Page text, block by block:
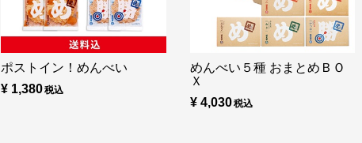
ポストイン！めんべい
¥ 1,380
めんべい５種 おまとめＢＯ
Ｘ
¥ 4,030